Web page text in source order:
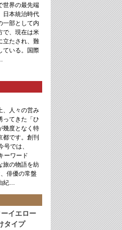
世界の最先端
日本統治時代
一部として内
で、現在は米
立たされ、難
ている。国際
、人々の営み
ってきた「ひ
幾度となく特
都です。創刊
号では、
ーワード
旅の物語を紡
俳優の常盤
紀…
イエロー
タイプ